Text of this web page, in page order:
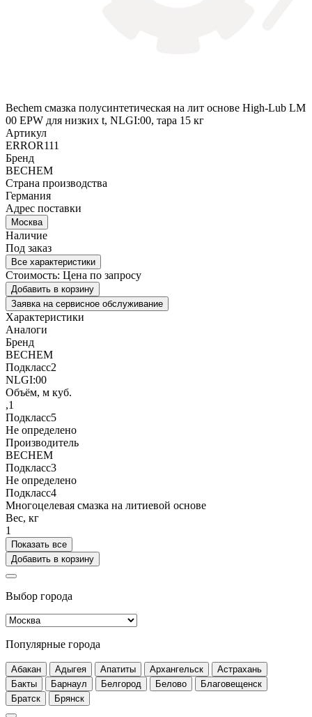
Bechem смазка полусинтетическая на лит основе High-Lub LM
00 EPW для низких t, NLGI:00, тара 15 кг
Артикул
ERROR111
Бренд
BECHEM
Страна производства
Германия
Адрес поставки
Москва
Наличие
Под заказ
Все характеристики
Стоимость: Цена по запросу
Добавить в корзину
Заявка на сервисное обслуживание
Характеристики
Аналоги
Бренд
BECHEM
Подкласс2
NLGI:00
Объём, м куб.
,1
Подкласс5
Не определено
Производитель
BECHEM
Подкласс3
Не определено
Подкласс4
Многоцелевая смазка на литиевой основе
Вес, кг
1
Показать все
Добавить в корзину
Выбор города
Популярные города
Абакан Адыгея Апатиты Архангельск
Астрахань
Бакты
Барнаул Белгород Белово
Благовещенск
Братск
Брянск